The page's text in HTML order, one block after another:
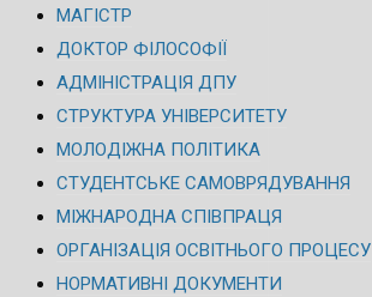
МАГІСТР
ДОКТОР ФІЛОСОФІЇ
АДМІНІСТРАЦІЯ ДПУ
СТРУКТУРА УНІВЕРСИТЕТУ
МОЛОДІЖНА ПОЛІТИКА
СТУДЕНТСЬКЕ САМОВРЯДУВАННЯ
МІЖНАРОДНА СПІВПРАЦЯ
ОРГАНІЗАЦІЯ ОСВІТНЬОГО ПРОЦЕСУ
НОРМАТИВНІ ДОКУМЕНТИ